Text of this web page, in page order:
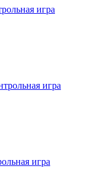
игра
игра
игра